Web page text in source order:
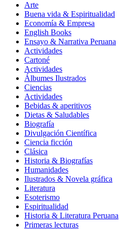
Arte
Buena vida & Espiritualidad
Economía & Empresa
English Books
Ensayo & Narrativa Peruana
Actividades
Cartoné
Actividades
Álbumes Ilustrados
Ciencias
Actividades
Bebidas & aperitivos
Dietas & Saludables
Biografía
Divulgación Científica
Ciencia ficción
Clásica
Historia & Biografías
Humanidades
Ilustrados & Novela gráfica
Literatura
Esoterismo
Espiritualidad
Historia & Literatura Peruana
Primeras lecturas